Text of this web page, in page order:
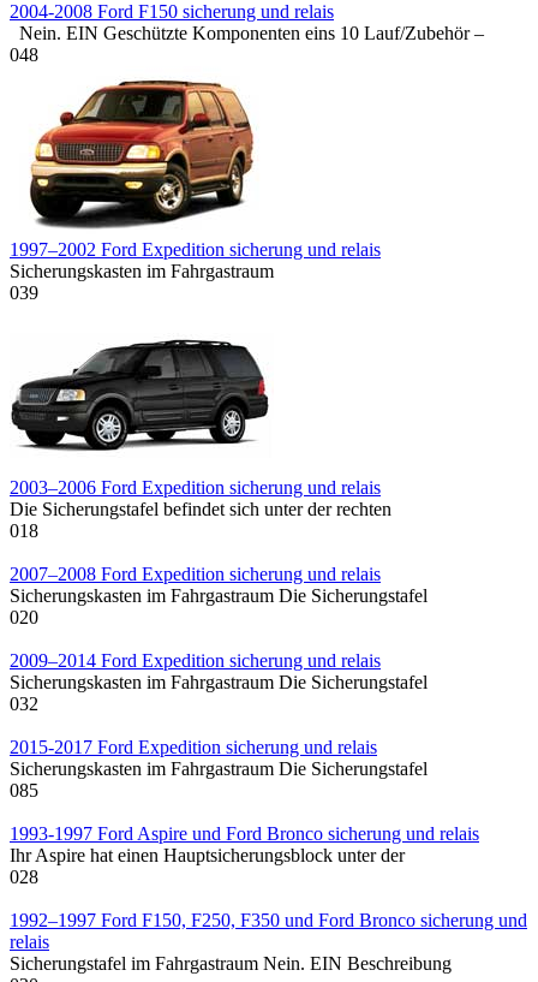
2004-2008 Ford F150 sicherung und relais
Nein. EIN Geschützte Komponenten eins 10 Lauf/Zubehör –
048
1997–2002 Ford Expedition sicherung und relais
Sicherungskasten im Fahrgastraum
039
2003–2006 Ford Expedition sicherung und relais
Die Sicherungstafel befindet sich unter der rechten
018
2007–2008 Ford Expedition sicherung und relais
Sicherungskasten im Fahrgastraum Die Sicherungstafel
020
2009–2014 Ford Expedition sicherung und relais
Sicherungskasten im Fahrgastraum Die Sicherungstafel
032
2015-2017 Ford Expedition sicherung und relais
Sicherungskasten im Fahrgastraum Die Sicherungstafel
085
1993-1997 Ford Aspire und Ford Bronco sicherung und relais
Ihr Aspire hat einen Hauptsicherungsblock unter der
028
1992–1997 Ford F150, F250, F350 und Ford Bronco sicherung und
relais
Sicherungstafel im Fahrgastraum Nein. EIN Beschreibung